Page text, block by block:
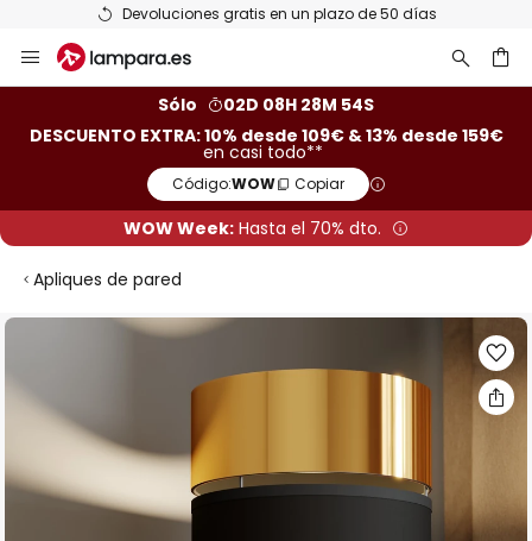
Devoluciones gratis en un plazo de 50 días
al
Sólo
02D 08H 28M 53S
DESCUENTO EXTRA: 10% desde 109€ & 13% desde 159€
en casi todo**
Código:WOW Copiar
WOW Week: Hasta el 70% dto.
Apliques de pared
Saltar
final
galería